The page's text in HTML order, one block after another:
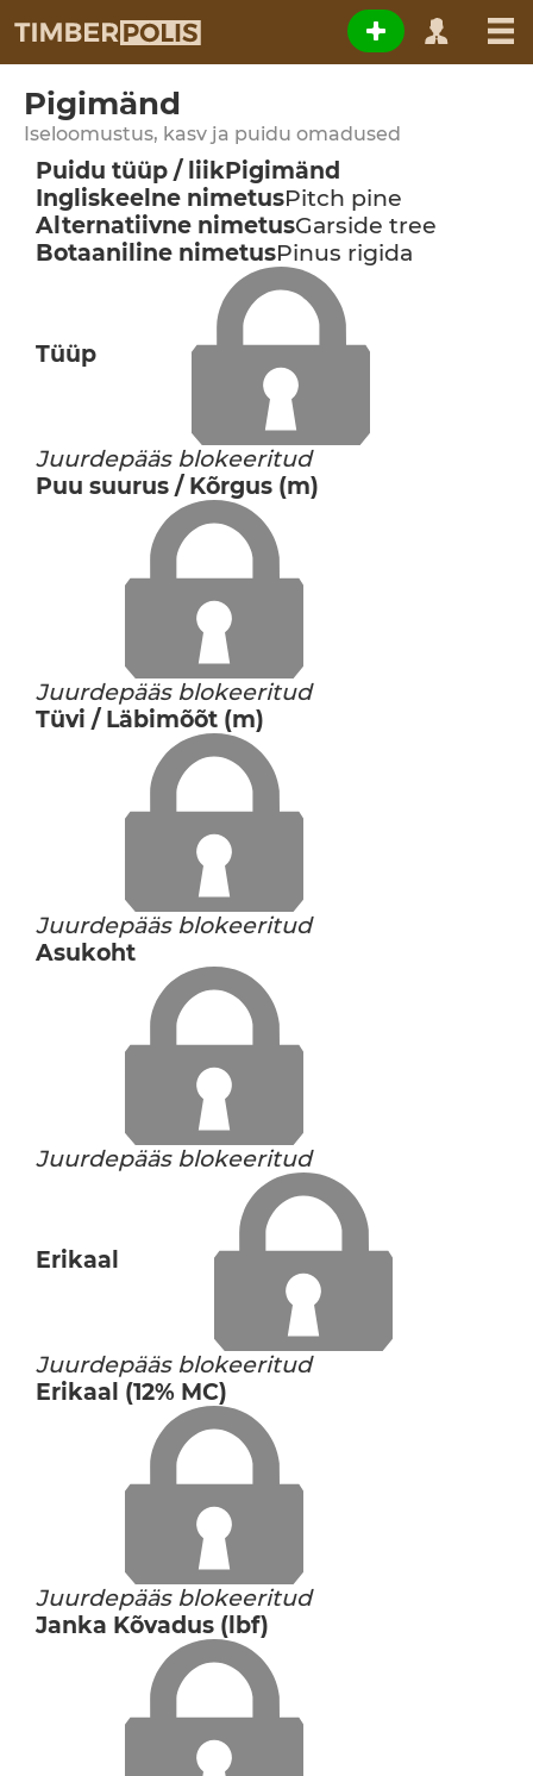
Pigimänd
Iseloomustus, kasv ja puidu omadused
Puidu tüüp / liikPigimänd
Ingliskeelne nimetusPitch pine
Alternatiivne nimetusGarside tree
Botaaniline nimetusPinus rigida
Tüüp
Juurdepääs blokeeritud
Puu suurus / Kõrgus (m)
Juurdepääs blokeeritud
Tüvi / Läbimõõt (m)
Juurdepääs blokeeritud
Asukoht
Juurdepääs blokeeritud
Erikaal
Juurdepääs blokeeritud
Erikaal (12% MC)
Juurdepääs blokeeritud
Janka Kõvadus (lbf)